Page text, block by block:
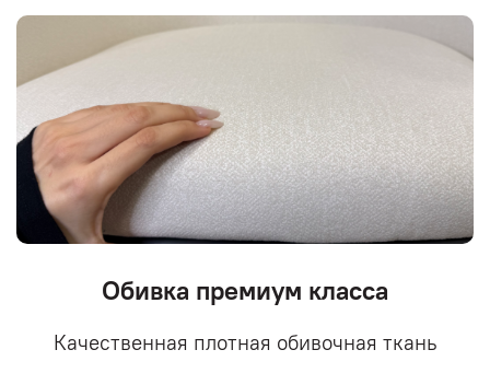
Обивка премиум класса
Качественная плотная обивочная ткань